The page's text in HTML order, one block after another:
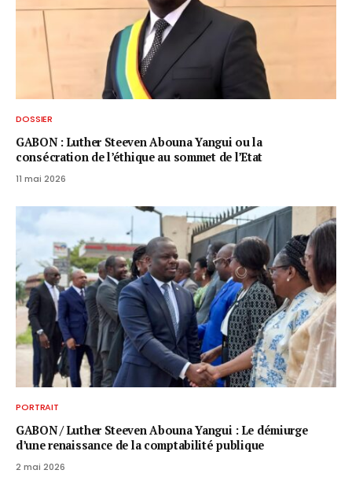
DOSSIER
GABON : Luther Steeven Abouna Yangui ou la
consécration de l’éthique au sommet de l’Etat
11 mai 2026
PORTRAIT
GABON / ​Luther Steeven Abouna Yangui : Le démiurge
d’une renaissance de la comptabilité publique
2 mai 2026